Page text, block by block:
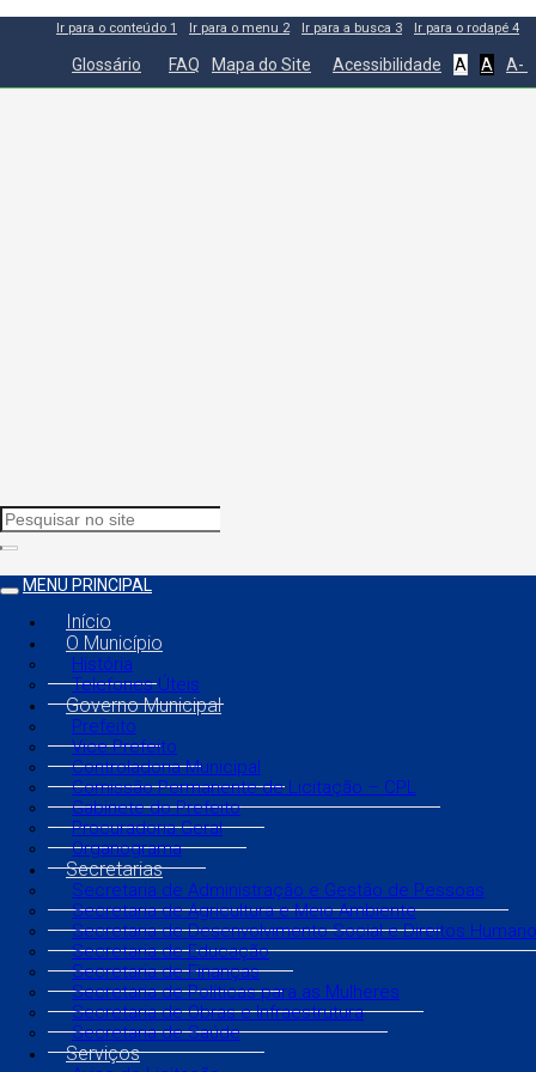
Ir para o conteúdo 1 Ir para o menu 2 Ir para a busca 3 Ir para o rodapé 4
Glossário FAQ Mapa do Site Acessibilidade A A A-
MENU PRINCIPAL
Início
O Município
História
Telefones Úteis
Governo Municipal
Prefeito
Vice Prefeito
Controladoria Municipal
Comissão Permanente de Licitação – CPL
Gabinete do Prefeito
Procuradoria Geral
Organograma
Secretarias
Secretaria de Administração e Gestão de Pessoas
Secretaria de Agricultura e Meio Ambiente
Secretaria de Desenvolvimento Social e Direitos
Secretaria de Educação
Secretaria de Finanças
Secretaria de Políticas para as Mulheres
Secretaria de Obras e Infraestrutura
Secretaria de Saúde
Serviços